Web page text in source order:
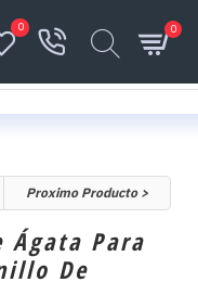
0 0
Proximo Producto >
Ágata Para
De